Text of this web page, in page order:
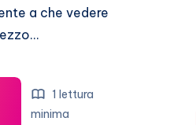
a che vedere
1 lettura
minima